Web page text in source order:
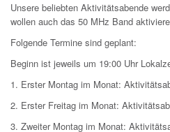
Unsere beliebten Aktivitätsabende
wollen auch das 50 MHz Band
Folgende Termine sind geplant:
Beginn ist jeweils um 19:00 Uhr
1. Erster Montag im Monat:
2. Erster Freitag im Monat:
3. Zweiter Montag im Monat: